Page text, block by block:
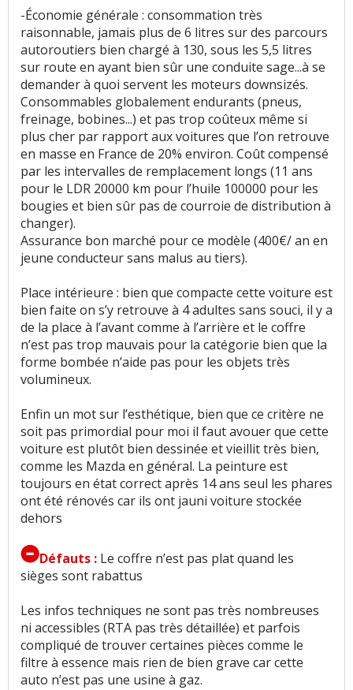
Couple moteur:2aiment 3n'aiment pas
Consommation:13aiment 4n'aiment pas
Autonomie:3n'aiment pas
Boîte de vitesses (agrément, longueur des
rapports):4 aiment1n'aime pas
Style:11aiment
Vieillissement du style
Résistance peinture:3n'aiment pas
Equipement :5aiment
Poids:5 aiment 3n'aiment pas
Fiabilité:21aiment2 n'aiment pas
Entretien (coût):9aiment
Coût assurance:2aiment
Accessibilité moteur
-Économie générale : consommation très
raisonnable, jamais plus de 6 litres sur des parcours
autoroutiers bien chargé à 130, sous les 5,5 litres
sur route en ayant bien sûr une conduite sage...à se
demander à quoi servent les moteurs downsizés.
Consommables globalement endurants (pneus,
freinage, bobines...) et pas trop coûteux même si
plus cher par rapport aux voitures que l’on retrouve
en masse en France de 20% environ. Coût compensé
par les intervalles de remplacement longs (11 ans
pour le LDR 20000 km pour l’huile 100000 pour les
bougies et bien sûr pas de courroie de distribution à
changer).
Assurance bon marché pour ce modèle (400€/ an en
jeune conducteur sans malus au tiers).
Place intérieure : bien que compacte cette voiture est
bien faite on s’y retrouve à 4 adultes sans souci, il y a
de la place à l’avant comme à l’arrière et le coffre
n’est pas trop mauvais pour la catégorie bien que la
forme bombée n’aide pas pour les objets très
volumineux.
Enfin un mot sur l’esthétique, bien que ce critère ne
soit pas primordial pour moi il faut avouer que cette
voiture est plutôt bien dessinée et vieillit très bien,
comme les Mazda en général. La peinture est
toujours en état correct après 14 ans seul les phares
ont été rénovés car ils ont jauni voiture stockée
dehors
Défauts : Le coffre n’est pas plat quand les
sièges sont rabattus
Les infos techniques ne sont pas très nombreuses
ni accessibles (RTA pas très détaillée) et parfois
compliqué de trouver certaines pièces comme le
filtre à essence mais rien de bien grave car cette
auto n’est pas une usine à gaz.